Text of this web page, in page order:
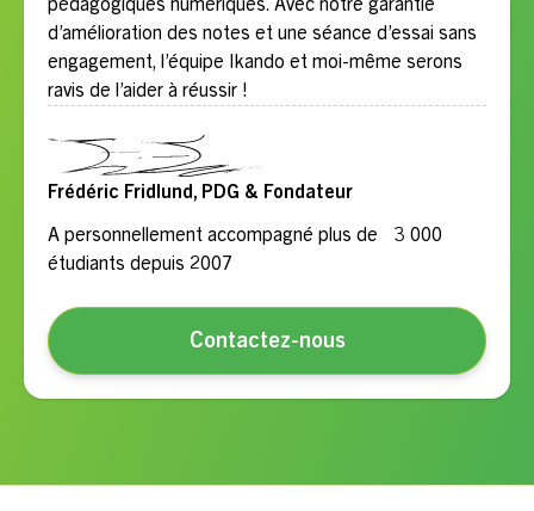
pédagogiques numériques. Avec notre garantie
d’amélioration des notes et une séance d’essai sans
engagement, l’équipe Ikando et moi-même serons
ravis de l’aider à réussir !
Frédéric Fridlund, PDG & Fondateur
A personnellement accompagné plus de 3 000
étudiants depuis 2007
Contactez-nous